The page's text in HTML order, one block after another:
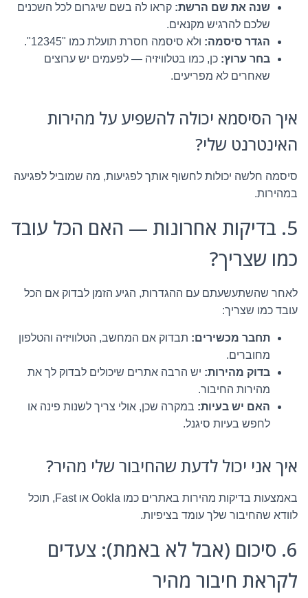
שנה את שם הרשת: קראו לה בשם שיגרום לכל השכנים
שלכם להרגיש מקנאים.
הגדר סיסמה: ולא סיסמה חסרת תועלת כמו "12345".
בחר ערוץ: כן, כמו בטלוויזיה — לפעמים יש ערוצים
שאחרים לא מפריעים.
איך הסיסמא יכולה להשפיע על מהירות
האינטרנט שלי?
סיסמה חלשה יכולות לחשוף אותך לפגיעות, מה שמוביל לפגיעה
במהירות.
5. בדיקות אחרונות — האם הכל עובד
כמו שצריך?
לאחר שהשתעשעתם עם ההגדרות, הגיע הזמן לבדוק אם הכל
עובד כמו שצריך:
תחבר מכשירים: תבדוק אם המחשב, הטלוויזיה והטלפון
מחוברים.
בדוק מהירות: יש הרבה אתרים שיכולים לבדוק לך את
מהירות החיבור.
האם יש בעיות: במקרה שכן, אולי צריך לשנות פינה או
לחפש בעיות סיגנל.
איך אני יכול לדעת שהחיבור שלי מהיר?
באמצעות בדיקות מהירות באתרים כמו Ookla או Fast, תוכל
לוודא שהחיבור שלך עומד בציפיות.
6. סיכום (אבל לא באמת): צעדים
לקראת חיבור מהיר